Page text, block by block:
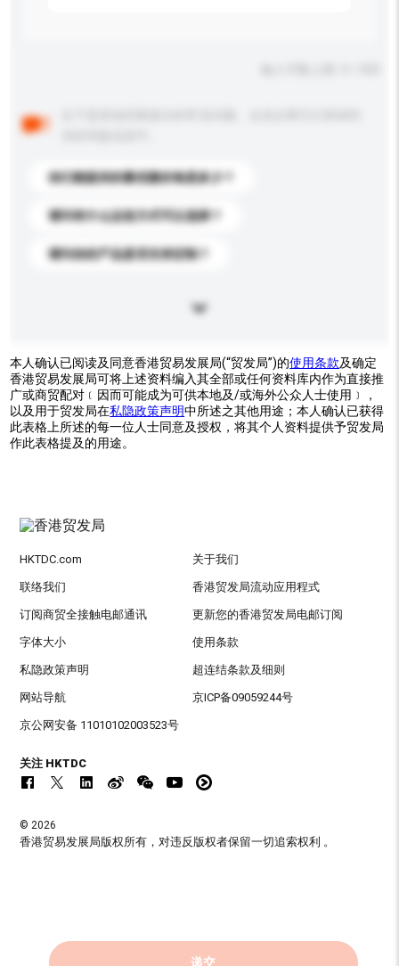
你们能提供的最优惠价格是多少？
请问有什么运送方式可以选择？
请问你的产品是否支持定制？
本人确认已阅读及同意香港贸易发展局(“贸发局”)的使用条款及确定
香港贸易发展局可将上述资料编入其全部或任何资料库内作为直接推
广或商贸配对﹝因而可能成为可供本地及/或海外公众人士使用﹞，
以及用于贸发局在私隐政策声明中所述之其他用途；本人确认已获得
此表格上所述的每一位人士同意及授权，将其个人资料提供予贸发局
作此表格提及的用途。
递交
HKTDC.com 关于我们
联络我们 香港贸发局流动应用程式
订阅商贸全接触电邮通讯 更新您的香港贸发局电邮订阅
字体大小 使用条款
私隐政策声明 超连结条款及细则
网站导航 京ICP备09059244号
京公网安备 11010102003523号
关注 HKTDC
© 2026
香港贸易发展局版权所有，对违反版权者保留一切追索权利 。